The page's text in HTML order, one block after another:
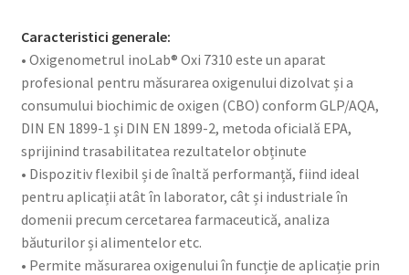
Caracteristici generale:
• Oxigenometrul inoLab® Oxi 7310 este un aparat
profesional pentru măsurarea oxigenului dizolvat și a
consumului biochimic de oxigen (CBO) conform GLP/AQA,
DIN EN 1899-1 și DIN EN 1899-2, metoda oficială EPA,
sprijinind trasabilitatea rezultatelor obținute
• Dispozitiv flexibil și de înaltă performanță, fiind ideal
pentru aplicații atât în laborator, cât și industriale în
domenii precum cercetarea farmaceutică, analiza
băuturilor și alimentelor etc.
• Permite măsurarea oxigenului în funcție de aplicație prin